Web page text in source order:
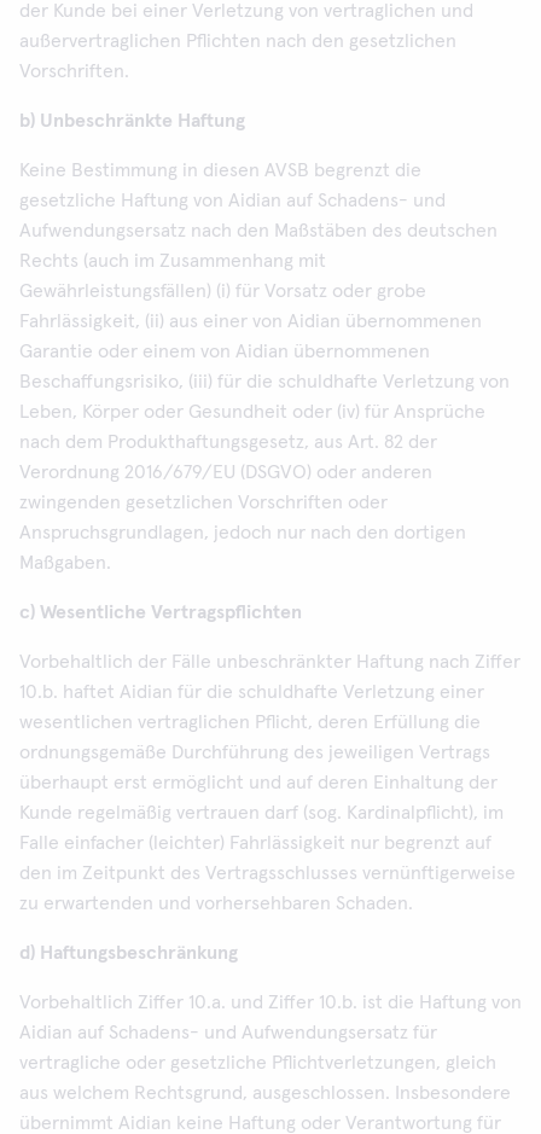
der Kunde bei einer Verletzung von vertraglichen und
außervertraglichen Pflichten nach den gesetzlichen
Vorschriften.
b) Unbeschränkte Haftung
Keine Bestimmung in diesen AVSB begrenzt die
gesetzliche Haftung von Aidian auf Schadens- und
Aufwendungsersatz nach den Maßstäben des deutschen
Rechts (auch im Zusammenhang mit
Gewährleistungsfällen) (i) für Vorsatz oder grobe
Fahrlässigkeit, (ii) aus einer von Aidian übernommenen
Garantie oder einem von Aidian übernommenen
Beschaffungsrisiko, (iii) für die schuldhafte Verletzung von
Leben, Körper oder Gesundheit oder (iv) für Ansprüche
nach dem Produkthaftungsgesetz, aus Art. 82 der
Verordnung 2016/679/EU (DSGVO) oder anderen
zwingenden gesetzlichen Vorschriften oder
Anspruchsgrundlagen, jedoch nur nach den dortigen
Maßgaben.
c) Wesentliche Vertragspflichten
Vorbehaltlich der Fälle unbeschränkter Haftung nach Ziffer
10.b. haftet Aidian für die schuldhafte Verletzung einer
wesentlichen vertraglichen Pflicht, deren Erfüllung die
ordnungsgemäße Durchführung des jeweiligen Vertrags
überhaupt erst ermöglicht und auf deren Einhaltung der
Kunde regelmäßig vertrauen darf (sog. Kardinalpflicht), im
Falle einfacher (leichter) Fahrlässigkeit nur begrenzt auf
den im Zeitpunkt des Vertragsschlusses vernünftigerweise
zu erwartenden und vorhersehbaren Schaden.
d) Haftungsbeschränkung
Vorbehaltlich Ziffer 10.a. und Ziffer 10.b. ist die Haftung von
Aidian auf Schadens- und Aufwendungsersatz für
vertragliche oder gesetzliche Pflichtverletzungen, gleich
aus welchem Rechtsgrund, ausgeschlossen. Insbesondere
übernimmt Aidian keine Haftung oder Verantwortung für